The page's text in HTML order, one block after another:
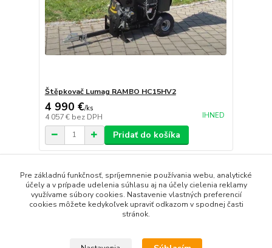
Štěpkovač Lumag RAMBO HC15HV2
4 990 €/ks
4 057 € bez DPH IHNED
Pridať do košíka
strana z 1
Pre základnú funkčnosť, spríjemnenie používania webu, analytické
účely a v prípade udelenia súhlasu aj na účely cielenia reklamy
využívame súbory cookies. Nastavenie vlastných preferencií
cookies môžete kedykoľvek upraviť odkazom v spodnej časti
stránok.